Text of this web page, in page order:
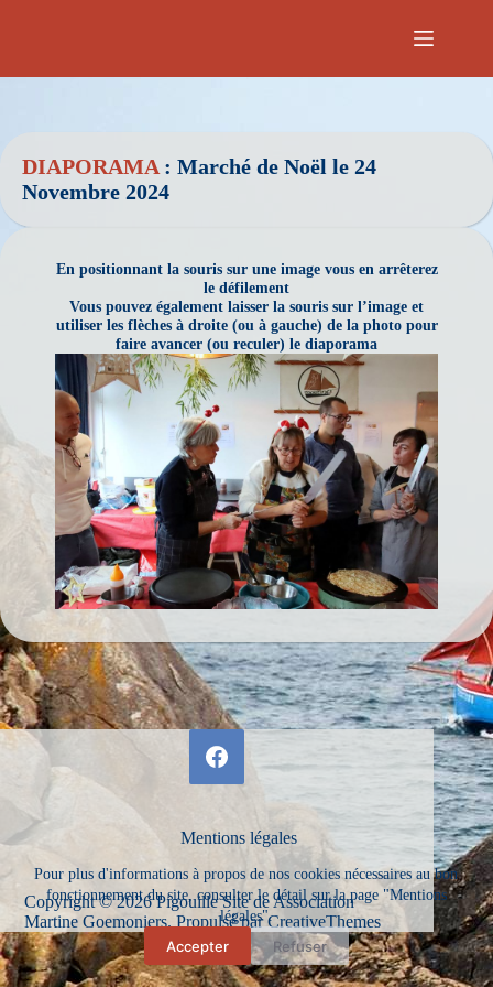
Pour plus d'informations à propos de nos cookies nécessaires au bon
fonctionnement du site, consulter le détail sur la page "Mentions
légales".
Accepter Refuser
DIAPORAMA : Marché de Noël le 24
Novembre 2024
En positionnant la souris sur une image vous en arrêterez
le défilement
Vous pouvez également laisser la souris sur l’image et
utiliser les flèches à droite (ou à gauche) de la photo pour
faire avancer (ou reculer) le diaporama
Mentions légales
Copyright © 2026 Pigouille Site de Association
Martine Goemoniers. Propulsé parCreativeThemes